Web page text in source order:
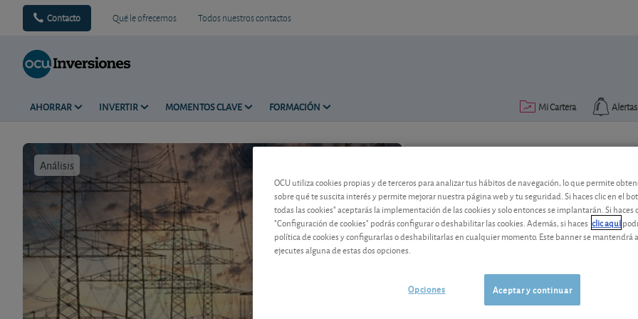
Contacto Qué le ofrecemos Todos nuestros contactos
AHORRAR INVERTIR MOMENTOS CLAVE FORMACIÓN Alertas
Mi Cartera
Análisis
Redeia vende su negocio de
La operación tendrá un impacto
OCU utiliza cookies propias y de terceros para analizar tus hábitos de navegación, lo que permite
sobre qué te suscita interés y permite mejorar nuestra página web y tu seguridad. Si haces clic en el
todas las cookies" aceptarás la implementación de las cookies y solo entonces se implantarán. Si haces
"Configuración de cookies" podrás configurar o deshabilitar las cookies. Además, si haces clic aquí
política de cookies y configurarlas o deshabilitarlas en cualquier momento. Este banner se mantendrá
ejecutes alguna de estas dos opciones.
Aceptar y continuar
Opciones